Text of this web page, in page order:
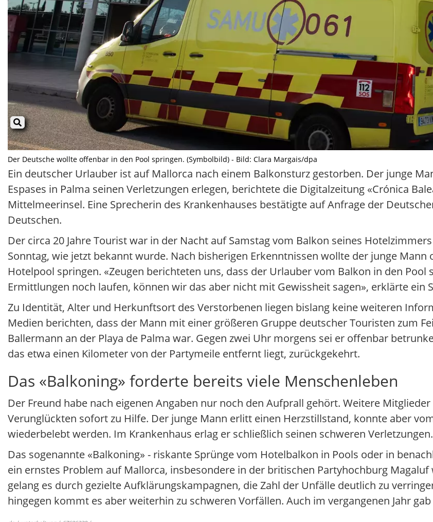
Der Deutsche wollte offenbar in den Pool springen. (Symbolbild) - Bild: Clara Margais/dpa
Ein deutscher Urlauber ist auf Mallorca nach einem Balkonsturz gestorben. Der junge
Espases in Palma seinen Verletzungen erlegen, berichtete die Digitalzeitung «Crónica
Mittelmeerinsel. Eine Sprecherin des Krankenhauses bestätigte auf Anfrage der
Deutschen.
Der circa 20 Jahre Tourist war in der Nacht auf Samstag vom Balkon seines
Sonntag, wie jetzt bekannt wurde. Nach bisherigen Erkenntnissen wollte der junge
Hotelpool springen. «Zeugen berichteten uns, dass der Urlauber vom Balkon in den Pool
Ermittlungen noch laufen, können wir das aber nicht mit Gewissheit sagen», erklärte ein
Zu Identität, Alter und Herkunftsort des Verstorbenen liegen bislang keine weiteren
Medien berichten, dass der Mann mit einer größeren Gruppe deutscher Touristen zum
Ballermann an der Playa de Palma war. Gegen zwei Uhr morgens sei er offenbar
das etwa einen Kilometer von der Partymeile entfernt liegt, zurückgekehrt.
Das «Balkoning» forderte bereits viele Menschenleben
Der Freund habe nach eigenen Angaben nur noch den Aufprall gehört. Weitere
Verunglückten sofort zu Hilfe. Der junge Mann erlitt einen Herzstillstand, konnte aber
wiederbelebt werden. Im Krankenhaus erlag er schließlich seinen schweren Verletzungen.
Das sogenannte «Balkoning» - riskante Sprünge vom Hotelbalkon in Pools oder in
ein ernstes Problem auf Mallorca, insbesondere in der britischen Partyhochburg
gelang es durch gezielte Aufklärungskampagnen, die Zahl der Unfälle deutlich zu
hingegen kommt es aber weiterhin zu schweren Vorfällen. Auch im vergangenen Jahr